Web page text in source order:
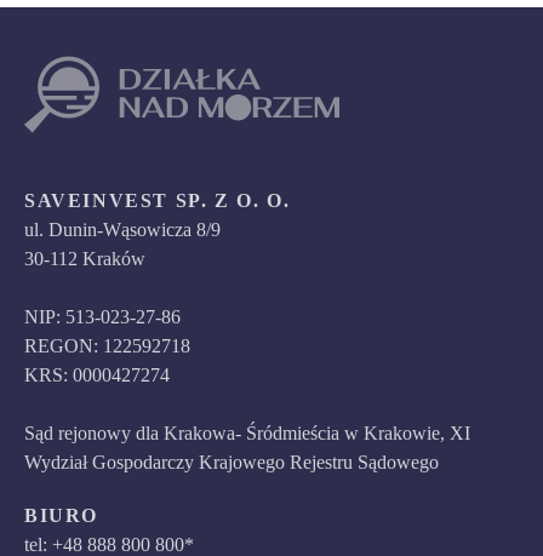
SAVEINVEST SP. Z O. O.
ul. Dunin-Wąsowicza 8/9
30-112 Kraków
NIP: 513-023-27-86
REGON: 122592718
KRS: 0000427274
Sąd rejonowy dla Krakowa- Śródmieścia w Krakowie, XI
Wydział Gospodarczy Krajowego Rejestru Sądowego
BIURO
tel: +48 888 800 800*